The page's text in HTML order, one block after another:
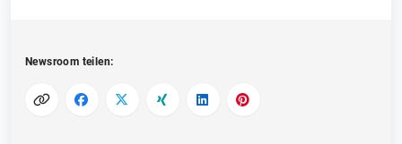
Newsroom teilen: